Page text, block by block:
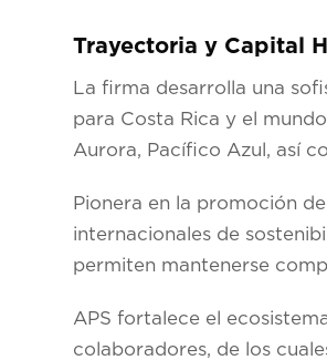
Trayectoria y Capital
La firma desarrolla una
para Costa Rica y el
Aurora, Pacífico Azul, así
Pionera en la promoción
internacionales de
permiten mantenerse
APS fortalece el
colaboradores, de los